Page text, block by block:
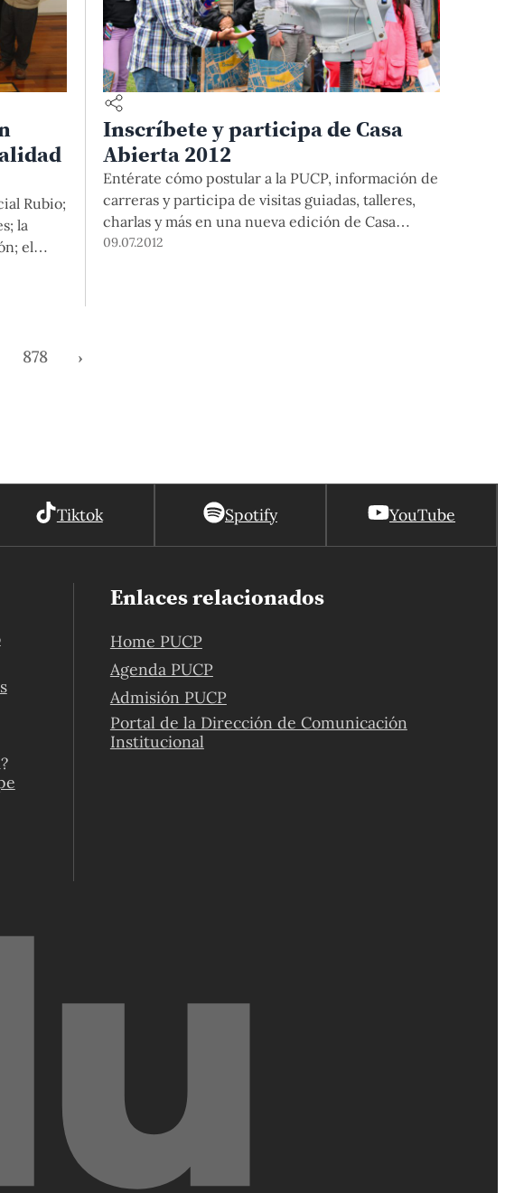
Rubio;
la
el
los
Inscríbete y participa de Casa
Abierta 2012
Entérate cómo postular a la PUCP, información de
carreras y participa de visitas guiadas, talleres,
charlas y más en una nueva edición de Casa
Abierta Feria Escolar PUCP.
09.07.2012
878 ›
Tiktok Spotify YouTube
Enlaces relacionados
Home PUCP
Agenda PUCP
Admisión PUCP
Portal de la Dirección de Comunicación
Institucional